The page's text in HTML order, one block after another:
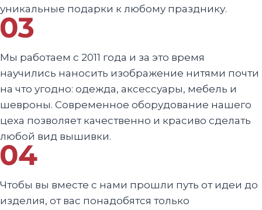
уникальные подарки к любому празднику.
Мы работаем с 2011 года и за это время
научились наносить изображение нитями почти
на что угодно: одежда, аксессуары, мебель и
шевроны. Современное оборудование нашего
цеха позволяет качественно и красиво сделать
любой вид вышивки.
Чтобы вы вместе с нами прошли путь от идеи до
изделия, от вас понадобятся только